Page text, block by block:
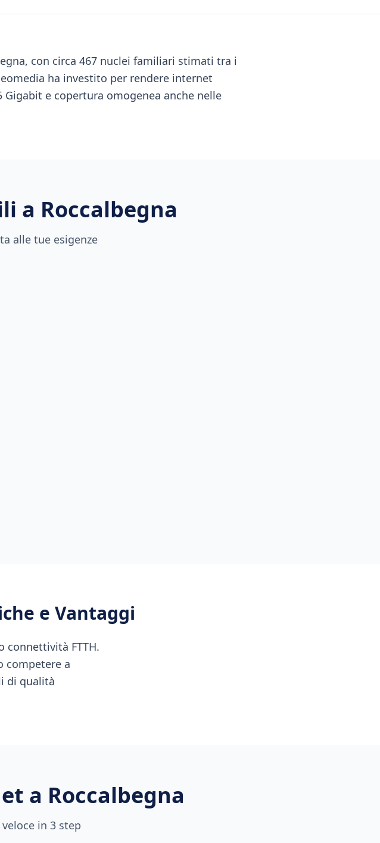
con circa 467 nuclei familiari stimati tra i
ha investito per rendere internet
e copertura omogenea anche nelle
a Roccalbegna
alle tue esigenze
e Vantaggi
connettività FTTH.
competere a
di qualità
a Roccalbegna
in 3 step